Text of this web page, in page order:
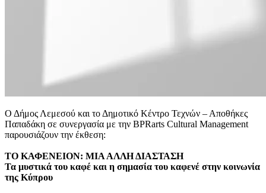
Ο Δήμος Λεμεσού και το Δημοτικό Κέντρο Τεχνών – Αποθήκες
Παπαδάκη σε συνεργασία με την BPRarts Cultural Management
παρουσιάζουν την έκθεση:
ΤΟ ΚΑΦΕΝΕΙΟΝ: ΜΙΑ ΑΛΛΗ ΔΙΑΣΤΑΣΗ
Τα μυστικά του καφέ και η σημασία του καφενέ στην κοινωνία
της Κύπρου